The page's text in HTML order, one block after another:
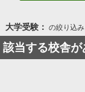
大学受験： の絞り込み
該当する校舎が